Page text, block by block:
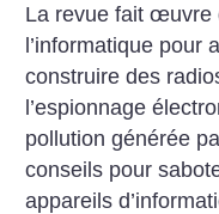
La revue fait œuvre
l’informatique pour
construire des
l’espionnage
pollution générée
conseils pour
appareils